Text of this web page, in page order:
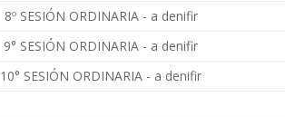
8º SESIÓN ORDINARIA - a denifir
9° SESIÓN ORDINARIA - a denifir
10° SESIÓN ORDINARIA - a denifir